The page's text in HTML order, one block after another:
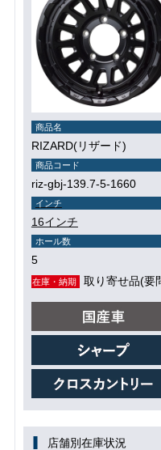
商品名
RIZARD(リザード)
商品コード
riz-gbj-139.7-5-1660
インチ
16インチ
ホール数
5
在庫・納期 取り寄せ品(要
店舗別在庫状況